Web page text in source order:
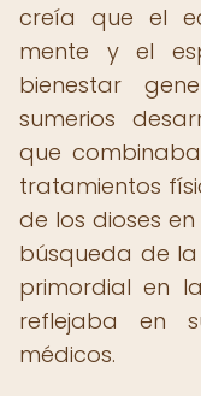
creía que el
mente y el
bienestar
sumerios
que
tratamientos
de los dioses
búsqueda de
primordial en
reflejaba en
médicos.